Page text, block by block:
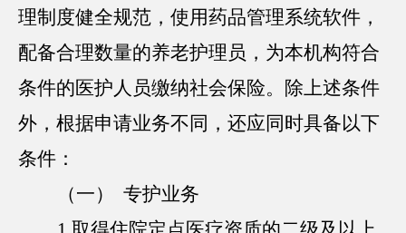
理制度健全规范，使用药品管理系统软件，
配备合理数量的养老护理员，为本机构符合
条件的医护人员缴纳社会保险。除上述条件
外，根据申请业务不同，还应同时具备以下
条件：
（一） 专护业务